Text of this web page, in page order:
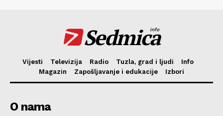
Sedmica
info
Vijesti Televizija Radio Tuzla, grad i ljudi
Info
Magazin
Zapošljavanje i edukacije Izbori
O nama